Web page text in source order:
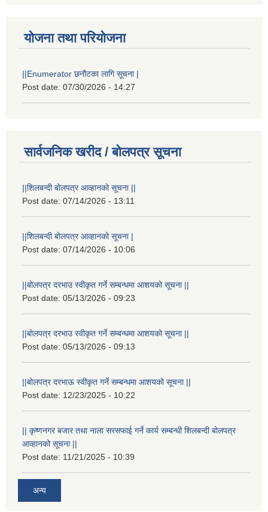
योजना तथा परियोजना
||Enumerator छनौटका लागि सूचना |
Post date: 07/30/2026 - 14:27
सार्वजनिक खरीद / बोलपत्र सूचना
||शिलबन्दी बोलपत्र आव्हानको सूचना ||
Post date: 07/14/2026 - 13:11
||शिलबन्दी बोलपत्र आव्हानको सूचना |
Post date: 07/14/2026 - 10:06
||बोलपत्र दरभाउ स्वीकृत गर्ने सम्बन्धमा आशयको सूचना ||
Post date: 05/13/2026 - 09:23
||बोलपत्र दरभाउ स्वीकृत गर्ने सम्बन्धमा आशयको सूचना ||
Post date: 05/13/2026 - 09:13
||बोलपत्र दरभाऊ स्वीकृत गर्ने सम्बन्धमा आशयको सूचना ||
Post date: 12/23/2025 - 10:22
|| कृष्णनगर बजार तथा नाला सरसफाई गर्ने कार्य सम्बन्धी शिलबन्दी बोलपत्र
आव्हानको सूचना ||
Post date: 11/21/2025 - 10:39
अन्य